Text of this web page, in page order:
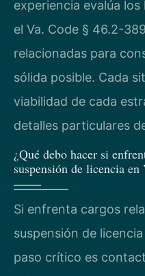
experiencia evalúa
el Va. Code § 46.2-
relacionadas para
sólida posible. Cada
viabilidad de cada
detalles particulares
¿Qué debo hacer si
suspensión de licencia
Si enfrenta cargos
suspensión de
paso crítico es